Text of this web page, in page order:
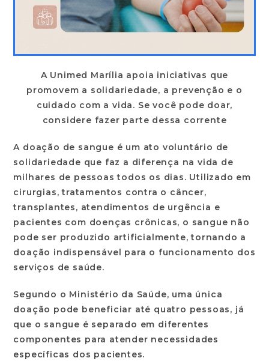
A Unimed Marília apoia iniciativas que
promovem a solidariedade, a prevenção e o
cuidado com a vida. Se você pode doar,
considere fazer parte dessa corrente
A doação de sangue é um ato voluntário de
solidariedade que faz a diferença na vida de
milhares de pessoas todos os dias. Utilizado em
cirurgias, tratamentos contra o câncer,
transplantes, atendimentos de urgência e
pacientes com doenças crônicas, o sangue não
pode ser produzido artificialmente, tornando a
doação indispensável para o funcionamento dos
serviços de saúde.
Segundo o Ministério da Saúde, uma única
doação pode beneficiar até quatro pessoas, já
que o sangue é separado em diferentes
componentes para atender necessidades
específicas dos pacientes.